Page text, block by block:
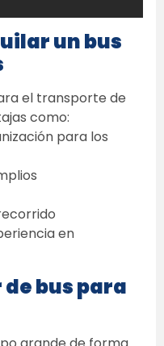
un bus
el transporte de
como:
para los
en
bus para